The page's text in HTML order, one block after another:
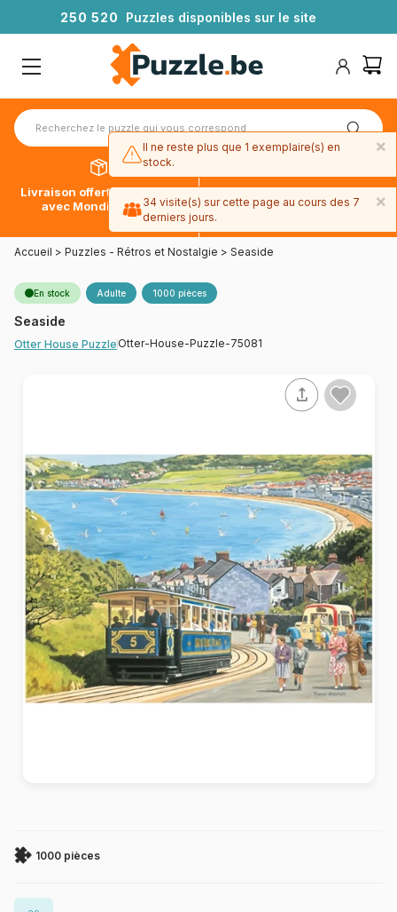
250 520 Puzzles disponibles sur le site
Livraison offerte dès 39€*
avec Mondial Relay
Paiement en 4x sans frais
avec Paypal
Accueil > Puzzles - Rétros et Nostalgie > Seaside
En stock Adulte 1000 pièces
Seaside
Otter House Puzzle Otter-House-Puzzle-75081
1000 pièces
×
Il ne reste plus que 1 exemplaire(s) en
stock.
×
34 visite(s) sur cette page au cours des 7
derniers jours.